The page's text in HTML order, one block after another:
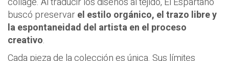
buscó preservarel estilo orgánico, el trazo libre y
la espontaneidad del artista en el proceso
creativo.
Cada pieza de la colección es única. Sus límites